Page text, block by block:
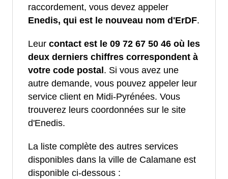
raccordement, vous devez appeler
Enedis, qui est le nouveau nom d'ErDF.
Leur contact est le 09 72 67 50 46 où les
deux derniers chiffres correspondent à
votre code postal . Si vous avez une
autre demande, vous pouvez appeler leur
service client en Midi-Pyrénées. Vous
trouverez leurs coordonnées sur le site
d'Enedis.
La liste complète des autres services
disponibles dans la ville de Calamane est
disponible ci-dessous :